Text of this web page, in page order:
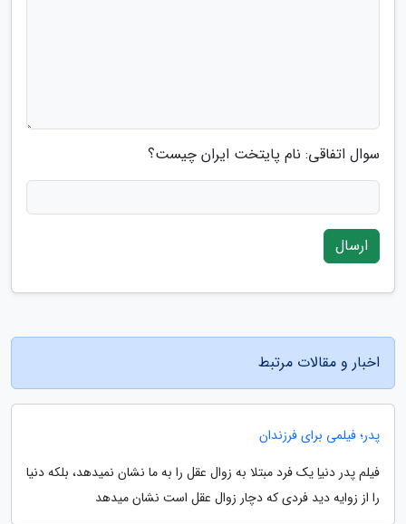
سوال اتفاقی: نام پایتخت ایران چیست؟
ارسال
اخبار و مقالات مرتبط
پدر؛ فیلمی برای فرزندان
فیلم پدر دنیاِ یک فرد مبتلا به زوال عقل را به ما نشان نمیدهد، بلکه دنیا
را از زوایه دید فردی که دچار زوال عقل است نشان میدهد